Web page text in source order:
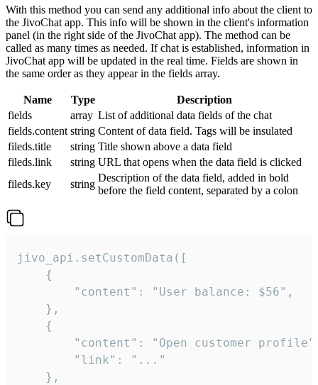
With this method you can send any additional info about the client to
the JivoChat app. This info will be shown in the client's information
panel (in the right side of the JivoChat app). The method can be
called as many times as needed. If chat is established, information in
JivoChat app will be updated in the real time. Fields are shown in
the same order as they appear in the fields array.
Name Type
Description
fields
array List of additional data fields of the chat
fields.content string Content of data field. Tags will be insulated
fileds.title
string Title shown above a data field
fileds.link
string URL that opens when the data field is clicked
fileds.key
string
Description of the data field, added in bold
before the field content, separated by a colon
jivo_api.setCustomData([
    {
        "content": "User balance: $56",
    },
    {
"content": "Open customer
        "link": "..."
    },